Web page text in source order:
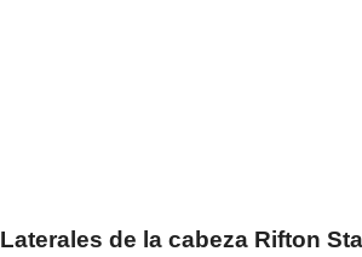
Laterales de la cabeza Rifton